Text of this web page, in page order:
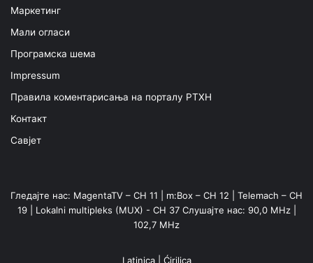
Маркетинг
Мали огласи
Програмска шема
Impressum
Правила коментарисања на порталу РТХН
Контакт
Савјет
Гледајте нас: MagentaTV – CH 11 | m:Box – CH 12 | Telemach – CH
19 | Lokalni multipleks (MUX) - CH 37 Слушајте нас: 90,0 MHz |
102,7 MHz
Latinica| Ćirilica